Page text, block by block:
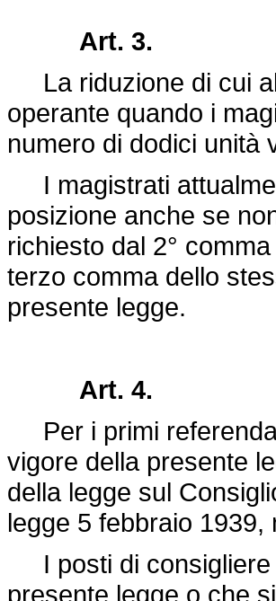
Art. 3.
La riduzione di cui al
operante quando i
numero di dodici unità
I magistrati
posizione anche se
richiesto dal 2°
terzo comma dello
presente legge.
Art. 4.
Per i primi
vigore della presente
della legge sul
legge 5 febbraio 1939,
I posti di consigliere
presente legge o che